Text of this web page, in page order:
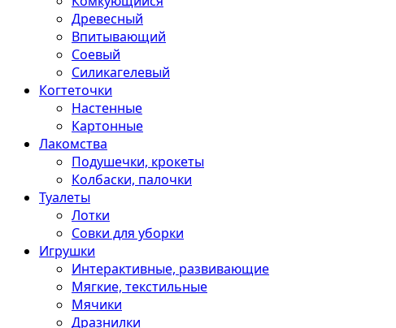
Древесный
Впитывающий
Соевый
Силикагелевый
Когтеточки
Настенные
Картонные
Лакомства
Подушечки, крокеты
Колбаски, палочки
Туалеты
Лотки
Совки для уборки
Игрушки
Интерактивные, развивающие
Мягкие, текстильные
Мячики
Дразнилки